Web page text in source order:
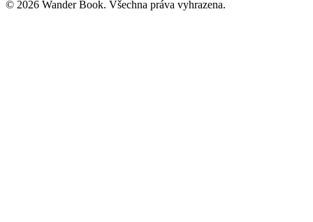
© 2026 Wander Book. Všechna práva vyhrazena.